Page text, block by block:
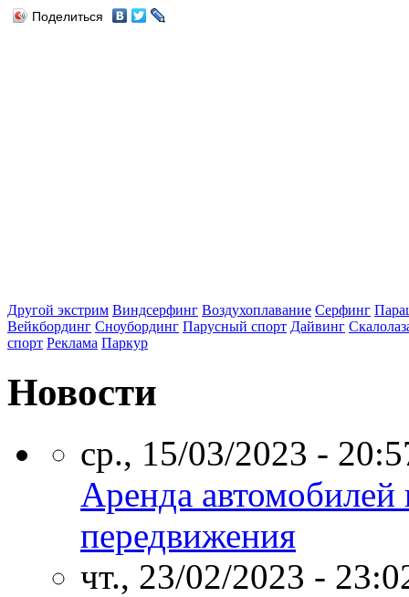
Поделиться
Другой экстрим Виндсерфинг Воздухоплавание Серфинг
Вейкбординг Сноубординг Парусный спорт Дайвинг
спорт Реклама Паркур
Новости
ср., 15/03/2023 -
Аренда
передвижения
чт., 23/02/2023 -